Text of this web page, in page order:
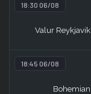
18:30 06/08
Valur Reykjavik
18:45 06/08
Bohemian